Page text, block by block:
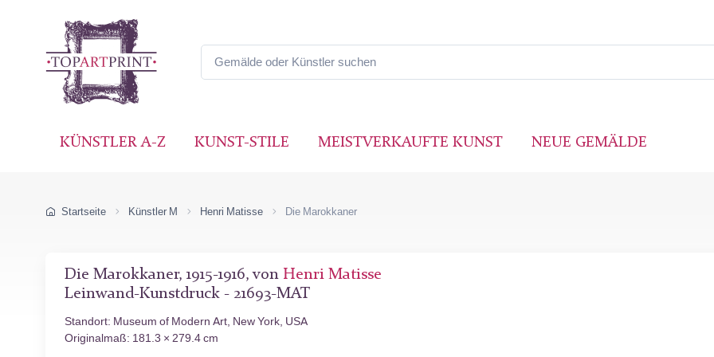
KÜNSTLER A-Z KUNST-STILE MEISTVERKAUFTE KUNST NEUE GEMÄLDE
Startseite Künstler M Henri Matisse Die Marokkaner
Die Marokkaner, 1915-1916, von Henri Matisse
Leinwand-Kunstdruck - 21693-MAT
Standort: Museum of Modern Art, New York, USA
Originalmaß: 181.3 × 279.4 cm